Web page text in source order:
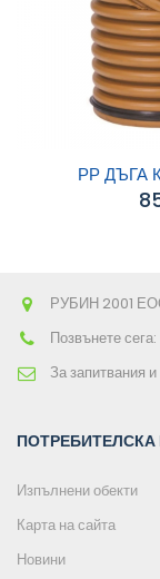
РР ДЪГА
РУБИН 2001
Позвънете сега:
За запитвания
Изпълнени обекти
Карта на сайта
Новини